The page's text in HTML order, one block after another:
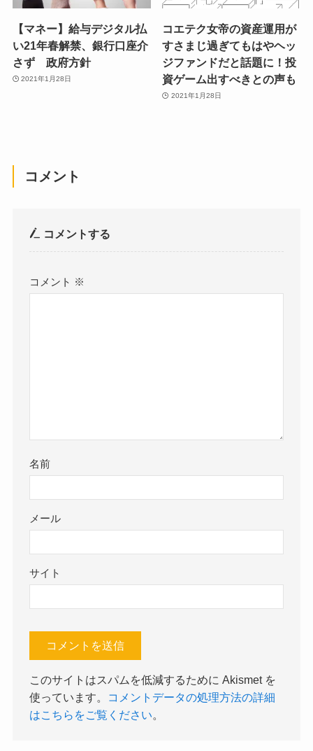
【マネー】給与デジタル払
い21年春解禁、銀行口座介
さず 政府方針
2021年1月28日
コエテク女帝の資産運用が
すさまじ過ぎてもはやヘッ
ジファンドだと話題に！投
資ゲーム出すべきとの声も
2021年1月28日
コメント
コメントする
コメント ※
名前
メール
サイト
このサイトはスパムを低減するために Akismet を
使っています。
コメントデータの処理方法の詳細
はこちらをご覧ください。